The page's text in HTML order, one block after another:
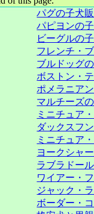
パグの子犬
パピヨンの
ビーグルの
フレンチ・
ブルドッグ
ボストン・
ポメラニア
マルチーズ
ミニチュア
ダックスフ
ミニチュア
ヨークシャ
ラブラドー
ワイアー・
ジャック・
ボーダー・